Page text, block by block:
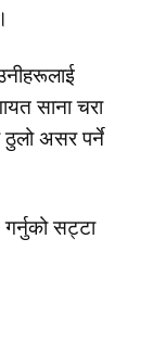
साना चरा
असर पर्ने
गर्नुको सट्टा